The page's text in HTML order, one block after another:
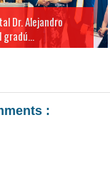
Dr. Alejandro
gradú...
: